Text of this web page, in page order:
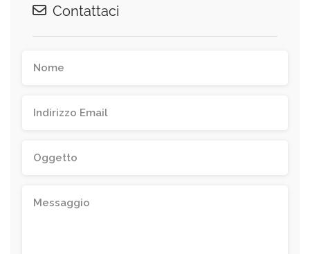
Contattaci